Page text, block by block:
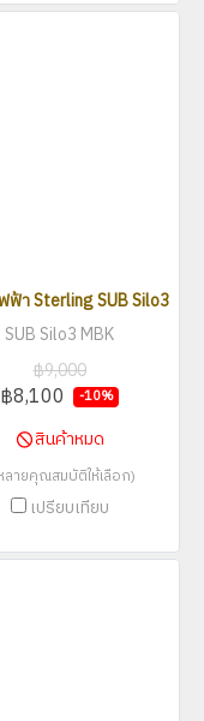
ฟ้า Sterling SUB Silo3
SUB Silo3 MBK
฿9,000
฿8,100 -10%
สินค้าหมด
ลายคุณสมบัติให้เลือก)
เปรียบเทียบ